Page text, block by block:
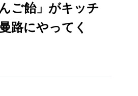
ご飴」がキッチ
路にやってく